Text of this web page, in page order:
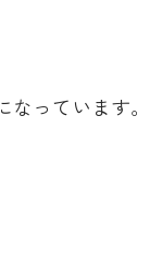
なっています。